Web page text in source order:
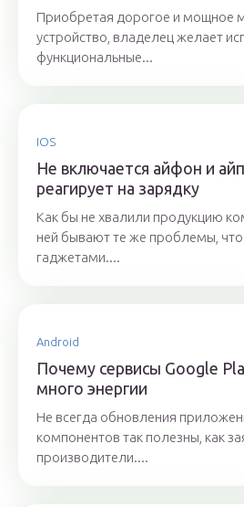
Приобретая дорогое и мощное
устройство, владелец желает
функциональные...
IOS
Не включается айфон и
реагирует на зарядку
Как бы не хвалили продукцию
ней бывают те же проблемы,
гаджетами....
Android
Почему сервисы Google
много энергии
Не всегда обновления
компонентов так полезны, как
производители....